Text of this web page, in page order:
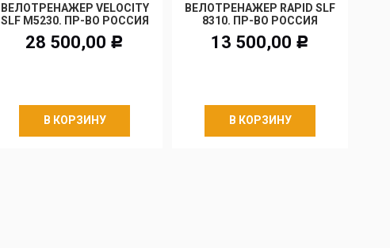
ВЕЛОТРЕНАЖЕР VELOCITY
SLF M5230. ПР-ВО РОССИЯ
28 500,00 Р
В КОРЗИНУ
ВЕЛОТРЕНАЖЕР RAPID SLF
8310. ПР-ВО РОССИЯ
13 500,00 Р
В КОРЗИНУ